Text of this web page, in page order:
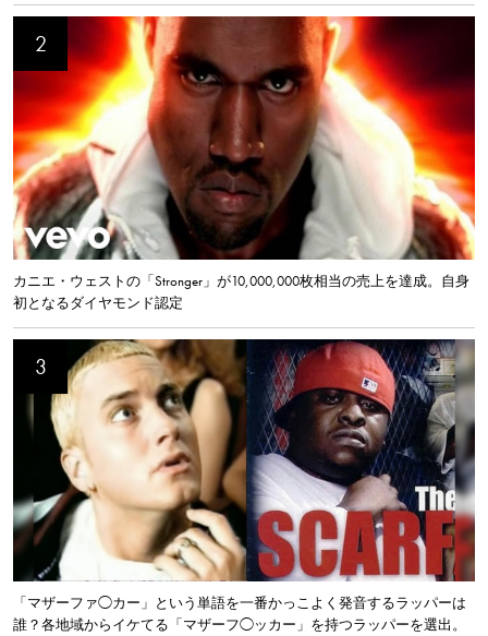
カニエ・ウェストの「Stronger」が10,000,000枚相当の売上を達成。自身
初となるダイヤモンド認定
「マザーファ◯カー」という単語を一番かっこよく発音するラッパーは
誰？各地域からイケてる「マザーフ◯ッカー」を持つラッパーを選出。